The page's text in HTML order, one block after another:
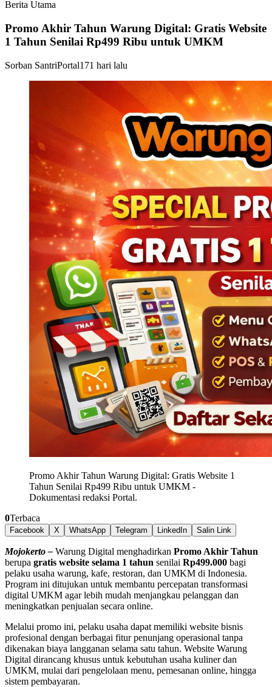
Berita Utama
Promo Akhir Tahun Warung Digital: Gratis Website
1 Tahun Senilai Rp499 Ribu untuk UMKM
Sorban SantriPortal171 hari lalu
Promo Akhir Tahun Warung Digital: Gratis Website 1
Tahun Senilai Rp499 Ribu untuk UMKM -
Dokumentasi redaksi Portal.
0Terbaca
Facebook X WhatsApp Telegram LinkedIn Salin Link
Mojokerto – Warung Digital menghadirkan Promo Akhir Tahun
berupa gratis website selama 1 tahun senilai Rp499.000 bagi
pelaku usaha warung, kafe, restoran, dan UMKM di Indonesia.
Program ini ditujukan untuk membantu percepatan transformasi
digital UMKM agar lebih mudah menjangkau pelanggan dan
meningkatkan penjualan secara online.
Melalui promo ini, pelaku usaha dapat memiliki website bisnis
profesional dengan berbagai fitur penunjang operasional tanpa
dikenakan biaya langganan selama satu tahun. Website Warung
Digital dirancang khusus untuk kebutuhan usaha kuliner dan
UMKM, mulai dari pengelolaan menu, pemesanan online, hingga
sistem pembayaran.